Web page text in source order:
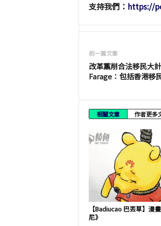
支持我們： https://
前一篇文章
改革黨削合法移民大
Farage：包括香港移
相關文章 作者更多
【Badiucao 巴丟草】漫
尼》